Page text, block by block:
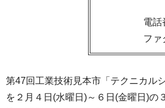
電話
ファ
第47回工業技術見本市「テクニカル
を２月４日(水曜日)～６日(金曜日)の